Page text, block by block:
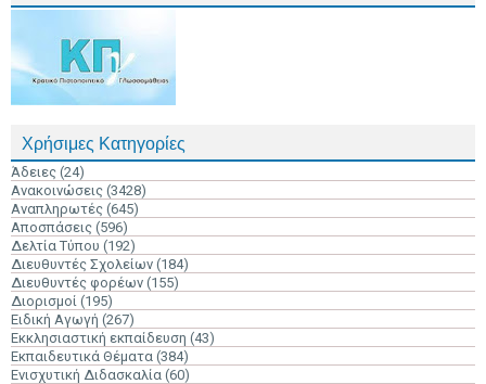
Χρήσιμες Κατηγορίες
Άδειες (24)
Ανακοινώσεις (3428)
Αναπληρωτές (645)
Αποσπάσεις (596)
Δελτία Τύπου (192)
Διευθυντές Σχολείων (184)
Διευθυντές φορέων (155)
Διορισμοί (195)
Ειδική Αγωγή (267)
Εκκλησιαστική εκπαίδευση (43)
Εκπαιδευτικά Θέματα (384)
Ενισχυτική Διδασκαλία (60)